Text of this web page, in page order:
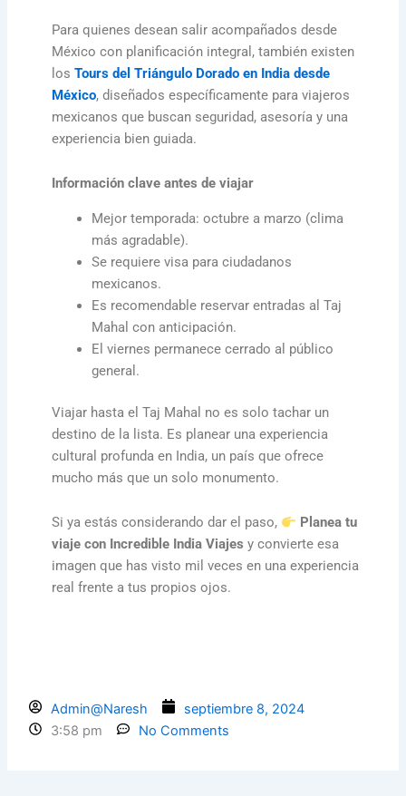
Para quienes desean salir acompañados desde
México con planificación integral, también existen
los Tours del Triángulo Dorado en India desde
México, diseñados específicamente para viajeros
mexicanos que buscan seguridad, asesoría y una
experiencia bien guiada.
Información clave antes de viajar
Mejor temporada: octubre a marzo (clima
más agradable).
Se requiere visa para ciudadanos
mexicanos.
Es recomendable reservar entradas al Taj
Mahal con anticipación.
El viernes permanece cerrado al público
general.
Viajar hasta el Taj Mahal no es solo tachar un
destino de la lista. Es planear una experiencia
cultural profunda en India, un país que ofrece
mucho más que un solo monumento.
Si ya estás considerando dar el paso,
Planea tu
viaje con Incredible India Viajes y convierte esa
imagen que has visto mil veces en una experiencia
real frente a tus propios ojos.
Admin@Naresh
septiembre 8, 2024
3:58 pm
No Comments